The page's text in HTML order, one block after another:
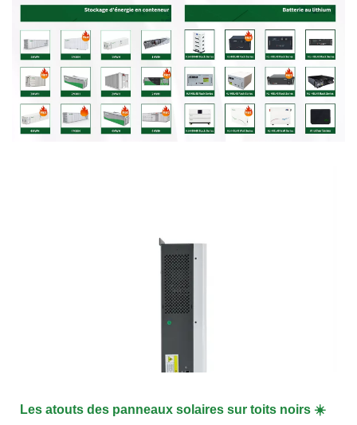
Les atouts des panneaux solaires sur toits noirs ☀️